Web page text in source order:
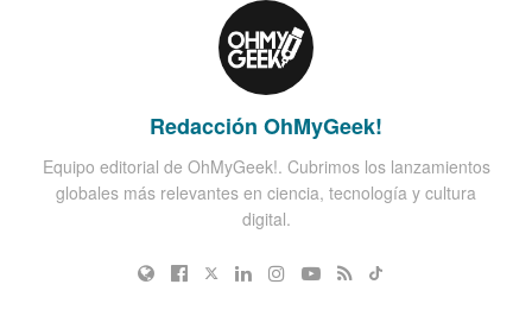
Redacción OhMyGeek!
Equipo editorial de OhMyGeek!. Cubrimos los lanzamientos
globales más relevantes en ciencia, tecnología y cultura
digital.